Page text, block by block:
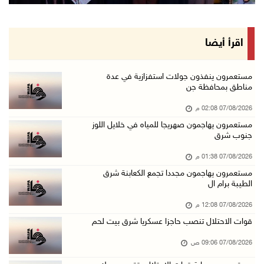
قوات الاحتلال تنصب حاجزا عسكريا شرق بيت لحم
مستعمرون بحماية قوات الاحتلال يقتحمون برك سلي ...
الاحتلال يقتحم بلدة طمون جنوب طوباس
محافظة القدس: انسحاب قوات الاحتلال من مخيم قل ...
الطقس: أجواء صافية صيفية والحرارة حول معدلها ...
07/آب/2026 08:15 ص
تواصل انتهاكات الاحتلال والمستعمرين: اعتقالات ...
06/آب/2026 11:53 م
الاحتلال يخطر باقتلاع أشجار من 310 دونمات وال ...
اقرأ أيضا
مستعمرون ينفذون جولات استفزازية في عدة
مناطق بمحافظة جن
07/08/2026 02:08 م
مستعمرون يهاجمون صهريجا للمياه في خلايل اللوز
جنوب شرق
07/08/2026 01:38 م
مستعمرون يهاجمون مجددا تجمع الكعابنة شرق
الطيبة برام ال
07/08/2026 12:08 م
قوات الاحتلال تنصب حاجزا عسكريا شرق بيت لحم
07/08/2026 09:06 ص